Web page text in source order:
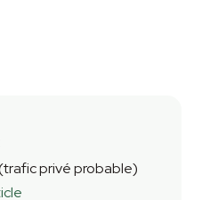
privé probable)